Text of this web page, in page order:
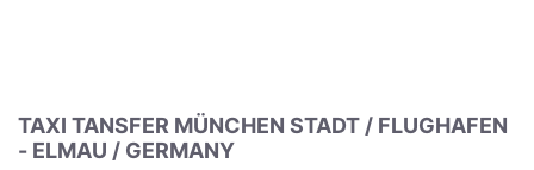
TAXI TANSFER MÜNCHEN STADT / FLUGHAFEN
- ELMAU / GERMANY